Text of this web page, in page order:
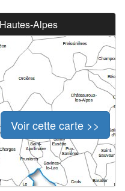
Alpes
Voir cette carte >>